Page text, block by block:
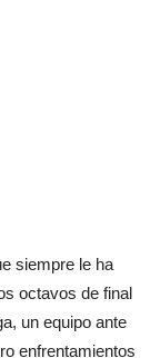
siempre le ha
octavos de final
un equipo ante
enfrentamientos